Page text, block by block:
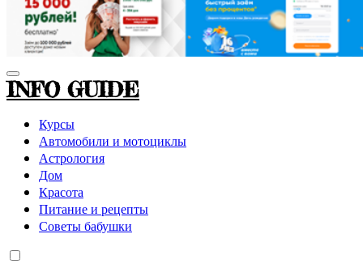
INFO GUIDE
Курсы
Автомобили и мотоциклы
Астрология
Дом
Красота
Питание и рецепты
Советы бабушки